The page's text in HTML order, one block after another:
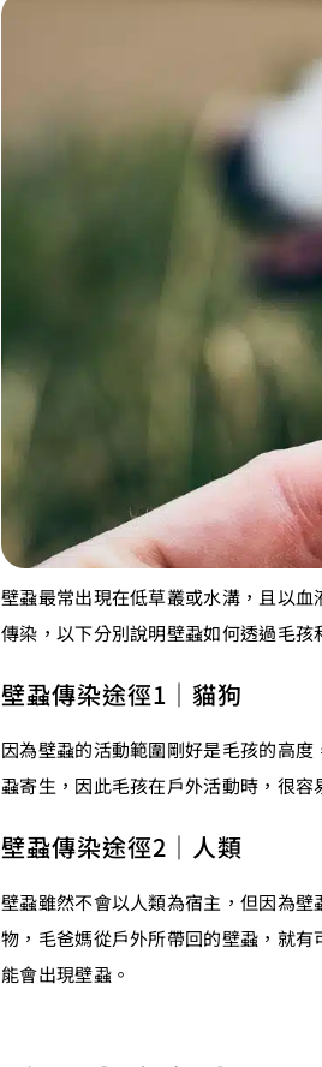
壁蝨最常出現在低草叢或水溝，且以
傳染，以下分別說明壁蝨如何透過毛孩
壁蝨傳染途徑1｜貓狗
因為壁蝨的活動範圍剛好是毛孩的高
蝨寄生，因此毛孩在戶外活動時，很容
壁蝨傳染途徑2｜人類
壁蝨雖然不會以人類為宿主，但因為
物，毛爸媽從戶外所帶回的壁蝨，就
能會出現壁蝨。